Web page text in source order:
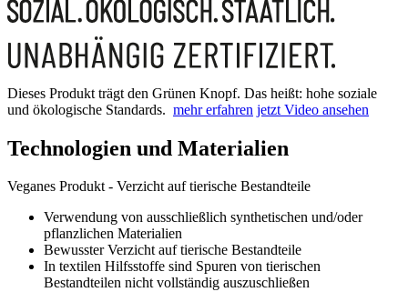
Dieses Produkt trägt den Grünen Knopf. Das heißt: hohe soziale
und ökologische Standards. mehr erfahren jetzt Video ansehen
Technologien und Materialien
Veganes Produkt - Verzicht auf tierische Bestandteile
Verwendung von ausschließlich synthetischen und/oder
pflanzlichen Materialien
Bewusster Verzicht auf tierische Bestandteile
In textilen Hilfsstoffe sind Spuren von tierischen
Bestandteilen nicht vollständig auszuschließen